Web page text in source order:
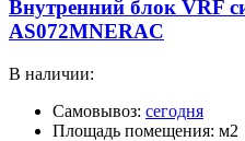
Внутренний блок VRF
AS072MNERAC
В наличии:
Самовывоз: сегодня
Площадь помещения: м2